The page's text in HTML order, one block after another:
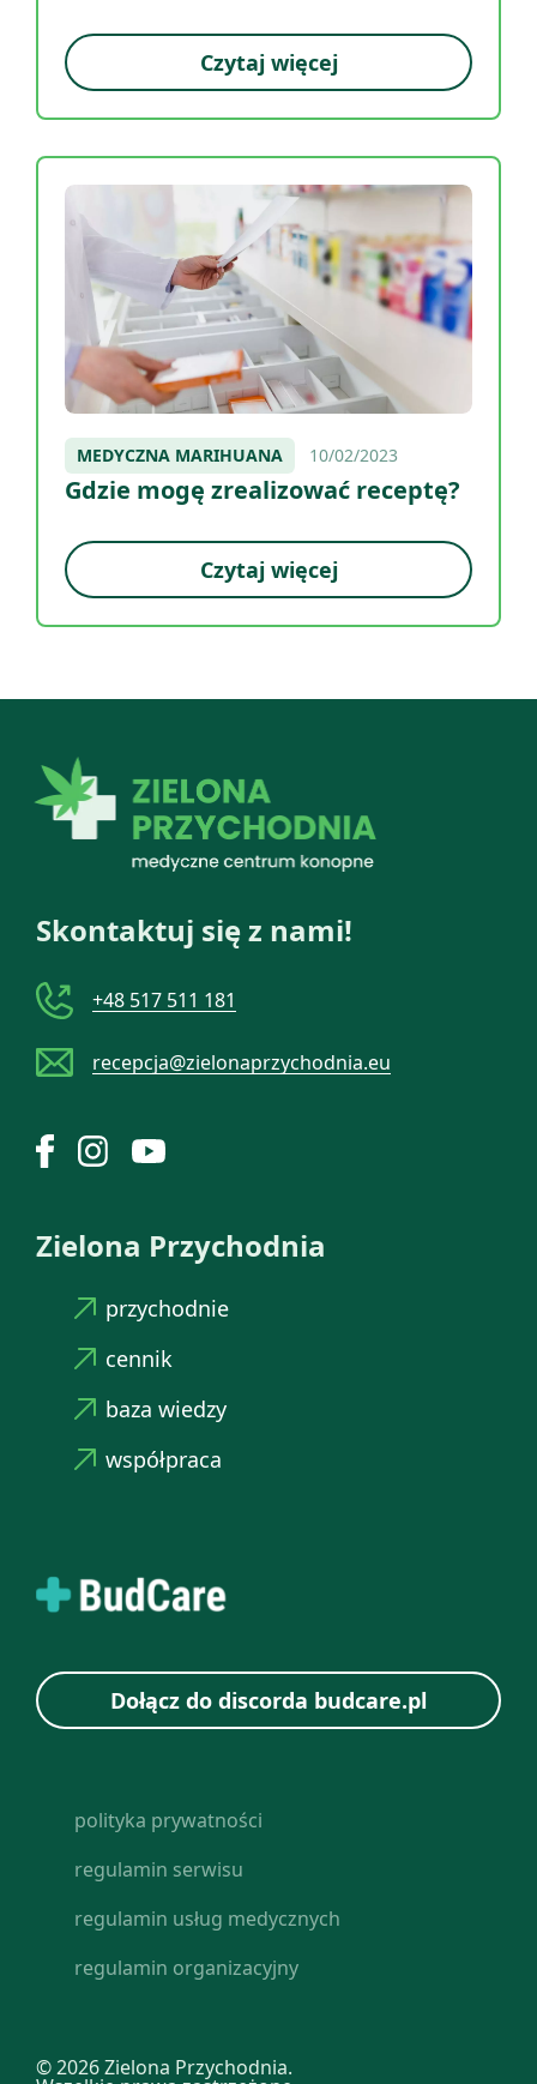
Czytaj więcej
MEDYCZNA MARIHUANA 10/02/2023
Gdzie mogę zrealizować receptę?
Czytaj więcej
Skontaktuj się z nami!
+48 517 511 181
recepcja@zielonaprzychodnia.eu
Zielona Przychodnia
przychodnie
cennik
baza wiedzy
współpraca
Dołącz do discorda budcare.pl
polityka prywatności
regulamin serwisu
regulamin usług medycznych
regulamin organizacyjny
© 2026 Zielona Przychodnia.